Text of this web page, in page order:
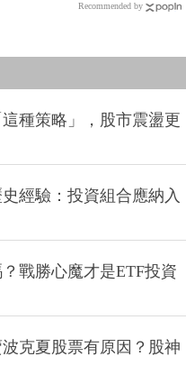
Recommended by
種策略」，股市震盪更
經驗：投資組合應納入
戰勝心魔才是ETF投資
克夏股票有原因？股神